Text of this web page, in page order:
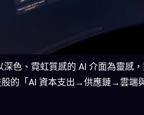
深色、霓虹質感的 AI 介面為靈感
的「AI 資本支出→供應鏈→雲端